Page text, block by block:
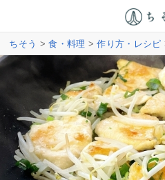
ちそう >食・料理 >作り方・レシピ